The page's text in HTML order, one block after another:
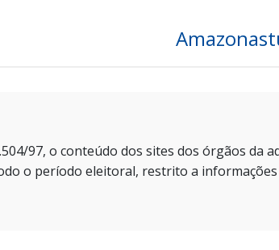
97, o conteúdo dos sites dos órgãos
o período eleitoral, restrito a informações